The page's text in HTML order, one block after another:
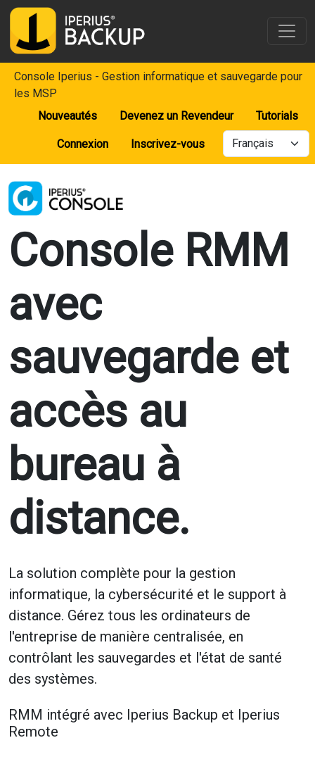
Console Iperius - Gestion informatique et sauvegarde pour
les MSP
Nouveautés
Devenez un Revendeur Tutorials
Connexion Inscrivez-vous
Console RMM
avec
sauvegarde et
accès au
bureau à
distance.
La solution complète pour la gestion
informatique, la cybersécurité et le support à
distance. Gérez tous les ordinateurs de
l'entreprise de manière centralisée, en
contrôlant les sauvegardes et l'état de santé
des systèmes.
RMM intégré avec Iperius Backup et Iperius
Remote